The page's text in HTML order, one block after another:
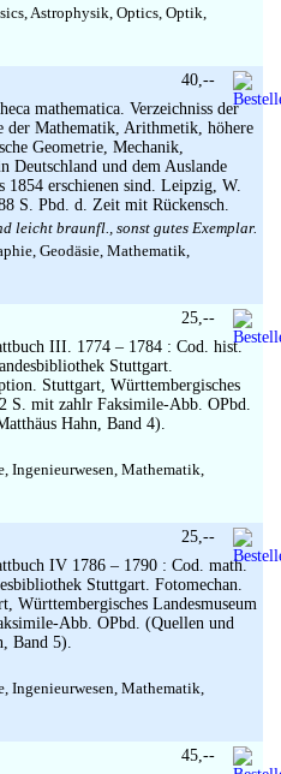
Astrophysik, Optics, Optik,
mathematica. Verzeichniss der
der Mathematik, Arithmetik, höhere
Geometrie, Mechanik,
Deutschland und dem Auslande
1854 erschienen sind. Leipzig, W.
S. Pbd. d. Zeit mit Rückensch.
leicht braunfl., sonst gutes Exemplar.
Geodäsie, Mathematik,
40,--
III. 1774 – 1784 : Cod. hist.
Stuttgart.
Stuttgart, Württembergisches
S. mit zahlr Faksimile-Abb. OPbd.
Hahn, Band 4).
Ingenieurwesen, Mathematik,
25,--
IV 1786 – 1790 : Cod. math.
Stuttgart. Fotomechan.
Württembergisches Landesmuseum
Abb. OPbd. (Quellen und
Band 5).
Ingenieurwesen, Mathematik,
25,--
45,--